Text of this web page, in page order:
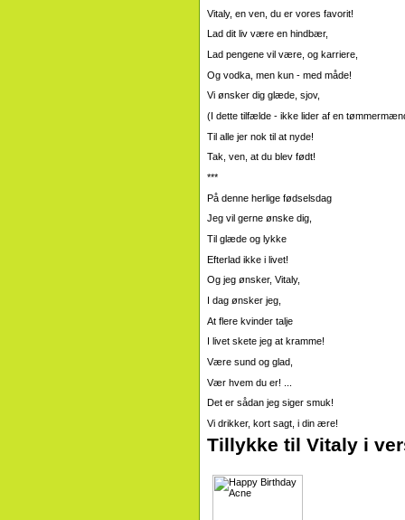
Vitaly, en ven, du er vores favorit!
Lad dit liv være en hindbær,
Lad pengene vil være, og karriere,
Og vodka, men kun - med måde!
Vi ønsker dig glæde, sjov,
(I dette tilfælde - ikke lider af en
Til alle jer nok til at nyde!
Tak, ven, at du blev født!
***
På denne herlige fødselsdag
Jeg vil gerne ønske dig,
Til glæde og lykke
Efterlad ikke i livet!
Og jeg ønsker, Vitaly,
I dag ønsker jeg,
At flere kvinder talje
I livet skete jeg at kramme!
Være sund og glad,
Vær hvem du er! ...
Det er sådan jeg siger smuk!
Vi drikker, kort sagt, i din ære!
Tillykke til Vitaly i